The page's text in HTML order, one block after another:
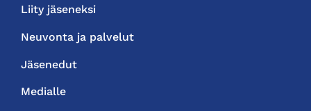
Liity jäseneksi
Neuvonta ja palvelut
Jäsenedut
Medialle